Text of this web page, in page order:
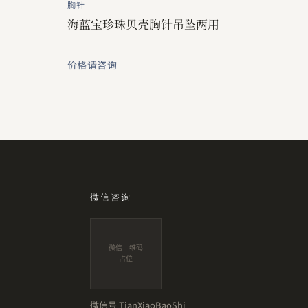
胸针
海蓝宝珍珠贝壳胸针吊坠两用
价格请咨询
微信咨询
微信二维码
占位
微信号 TianXiaoBaoShi